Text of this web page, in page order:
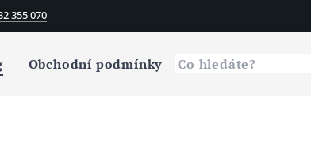
355 070
Obchodní podmínky